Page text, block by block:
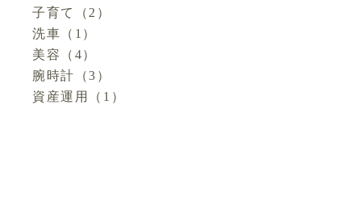
子育て
（2）
洗車 （1）
美容
（4）
腕時計
（3）
資産運用
（1）